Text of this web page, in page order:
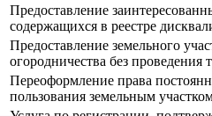
Предоставление
содержащихся в реестре
Предоставление земельного
огородничества без проведения
Переоформление права
пользования земельным